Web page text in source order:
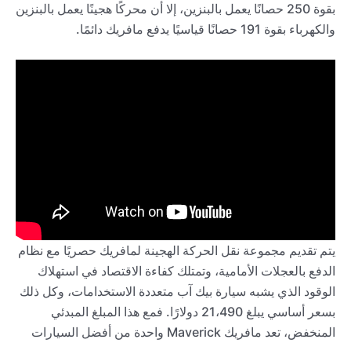
بقوة 250 حصانًا يعمل بالبنزين، إلا أن محركًا هجينًا يعمل بالبنزين
والكهرباء بقوة 191 حصانًا قياسيًا يدفع مافريك دائمًا.
يتم تقديم مجموعة نقل الحركة الهجينة لمافريك حصريًا مع نظام
الدفع بالعجلات الأمامية، وتمتلك كفاءة الاقتصاد في استهلاك
الوقود الذي يشبه سيارة بيك آب متعددة الاستخدامات، وكل ذلك
بسعر أساسي يبلغ 21،490 دولارًا. فمع هذا المبلغ المبدئي
المنخفض، تعد مافريك Maverick واحدة من أفضل السيارات